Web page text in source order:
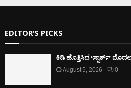
EDITOR'S PICKS
ಕಿಡಿ‌‌ ಹೊತ್ತಿಸಿದ ‘ಸ್ಪಾರ್ಕ್’
August 5, 2026 0